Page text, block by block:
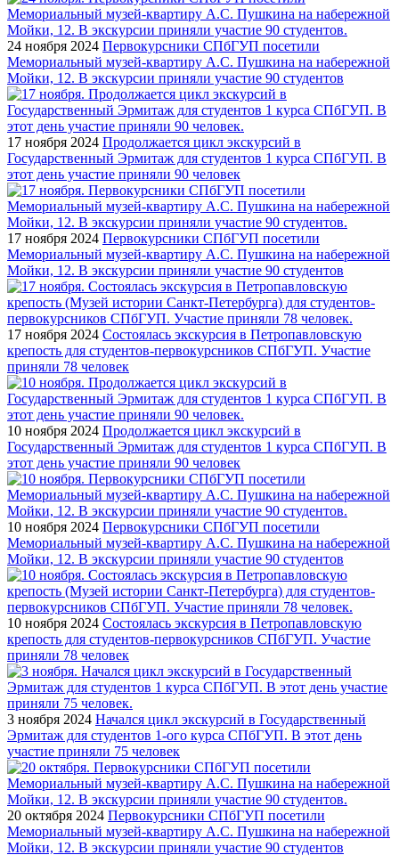
24 ноября 2024 Первокурсники СПбГУП посетили
Мемориальный музей-квартиру А.С. Пушкина на набережной
Мойки, 12. В экскурсии приняли участие 90 студентов
17 ноября 2024 Продолжается цикл экскурсий в
Государственный Эрмитаж для студентов 1 курса СПбГУП. В
этот день участие приняли 90 человек
17 ноября 2024 Первокурсники СПбГУП посетили
Мемориальный музей-квартиру А.С. Пушкина на набережной
Мойки, 12. В экскурсии приняли участие 90 студентов
17 ноября 2024 Состоялась экскурсия в Петропавловскую
крепость для студентов-первокурсников СПбГУП. Участие
приняли 78 человек
10 ноября 2024 Продолжается цикл экскурсий в
Государственный Эрмитаж для студентов 1 курса СПбГУП. В
этот день участие приняли 90 человек
10 ноября 2024 Первокурсники СПбГУП посетили
Мемориальный музей-квартиру А.С. Пушкина на набережной
Мойки, 12. В экскурсии приняли участие 90 студентов
10 ноября 2024 Состоялась экскурсия в Петропавловскую
крепость для студентов-первокурсников СПбГУП. Участие
приняли 78 человек
3 ноября 2024 Начался цикл экскурсий в Государственный
Эрмитаж для студентов 1-ого курса СПбГУП. В этот день
участие приняли 75 человек
20 октября 2024 Первокурсники СПбГУП посетили
Мемориальный музей-квартиру А.С. Пушкина на набережной
Мойки, 12. В экскурсии приняли участие 90 студентов